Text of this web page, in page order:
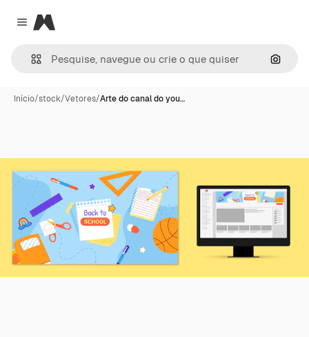
Close menu
Magnific
Início/stock/Vetores/Arte do canal do you…